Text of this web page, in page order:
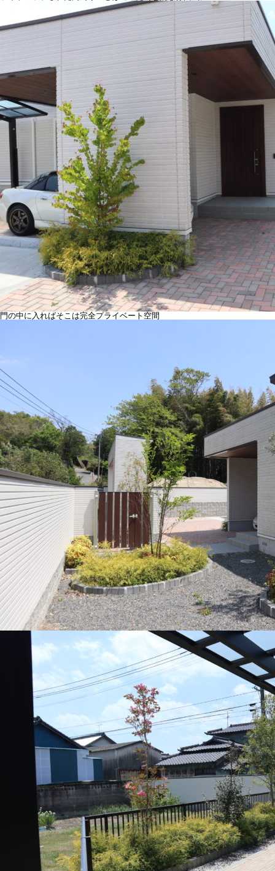
門の中に入ればそこは完全プライベート空間